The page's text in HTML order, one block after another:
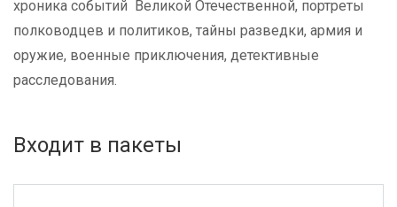
хроника событий Великой Отечественной, портреты
полководцев и политиков, тайны разведки, армия и
оружие, военные приключения, детективные
расследования.
Входит в пакеты